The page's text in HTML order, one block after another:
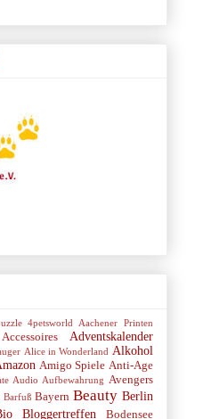
4petsworld Aachener Printen
Accessoires Adventskalender
Alice in Wonderland Alkohol
Amigo Spiele Anti-Age
Audio Aufbewahrung Avengers
Barfuß Bayern Beauty Berlin
Bloggertreffen Bodensee